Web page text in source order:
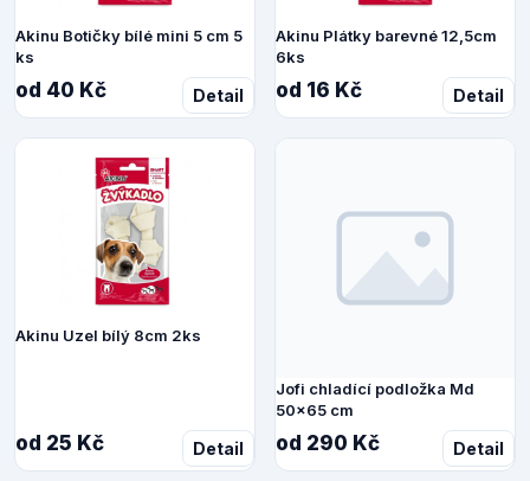
Akinu Botičky bílé mini 5 cm 5
ks
od 40 Kč Detail
Akinu Plátky barevné 12,5cm
6ks
od 16 Kč Detail
Akinu Uzel bílý 8cm 2ks
od 25 Kč Detail
Jofi chladící podložka Md
50x65 cm
od 290 Kč Detail